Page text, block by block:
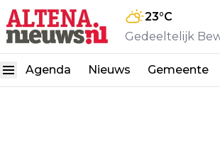
23°C
Gedeeltelijk
Agenda Nieuws Gemeente